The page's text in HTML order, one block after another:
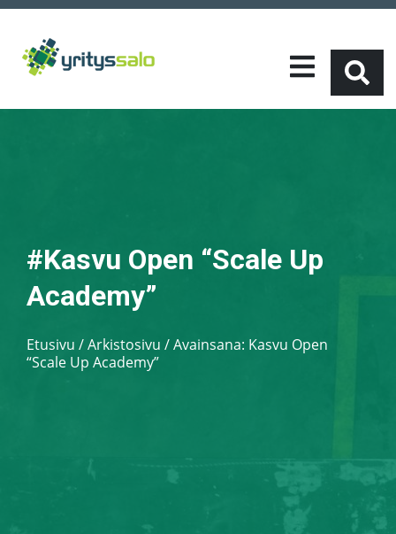
#Kasvu Open “Scale Up
Academy”
Etusivu /Arkistosivu / Avainsana: Kasvu Open
“Scale Up Academy”